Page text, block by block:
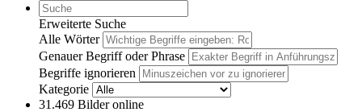
Erweiterte Suche
Alle Wörter
Genauer Begriff oder Phrase
Begriffe ignorieren
Kategorie
31.469 Bilder online